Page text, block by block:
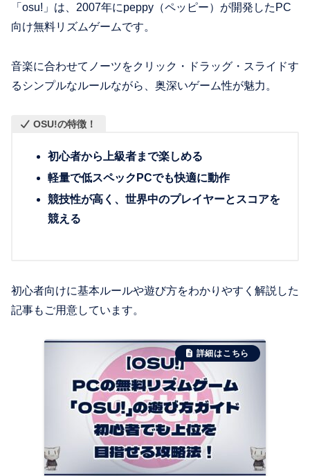
「osu!」は、2007年にpeppy（ペッピー）が開発したPC
向け無料リズムゲームです。
音楽に合わせてノーツをクリック・ドラッグ・スライドす
るシンプルなルールながら、奥深いゲーム性が魅力。
OSU!の特徴！
初心者から上級者まで楽しめる
軽量で低スペックPCでも快適に動作
競技性が高く、世界中のプレイヤーとスコアを
競える
初心者向けに基本ルールや遊び方をわかりやすく解説した
記事もご用意しています。